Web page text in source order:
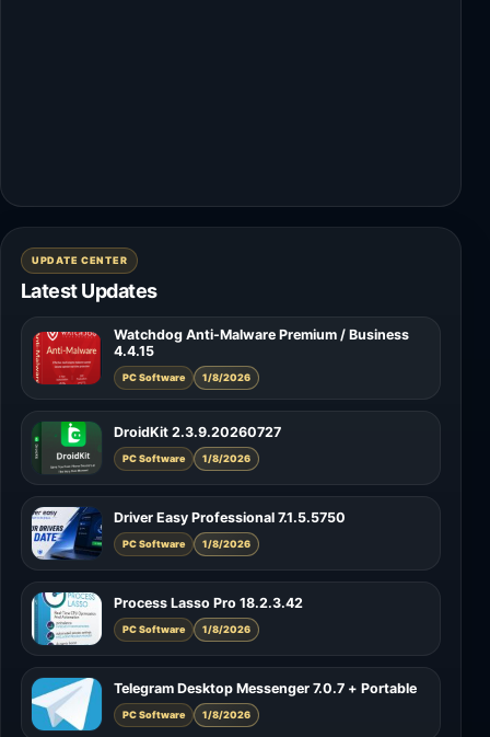
UPDATE CENTER
Latest Updates
Watchdog Anti-Malware Premium / Business
4.4.15
PC Software 1/8/2026
DroidKit 2.3.9.20260727
PC Software 1/8/2026
Driver Easy Professional 7.1.5.5750
PC Software 1/8/2026
Process Lasso Pro 18.2.3.42
PC Software 1/8/2026
Telegram Desktop Messenger 7.0.7 + Portable
PC Software 1/8/2026